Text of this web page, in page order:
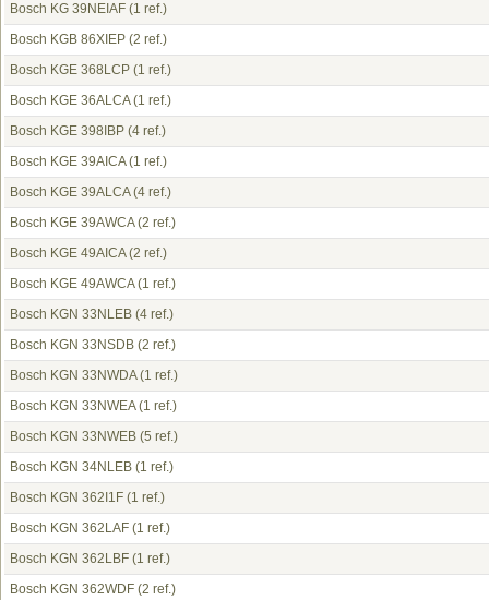
Bosch KG 39NEIAF (1 ref.)
Bosch KGB 86XIEP (2 ref.)
Bosch KGE 368LCP (1 ref.)
Bosch KGE 36ALCA(1 ref.)
Bosch KGE 398IBP (4 ref.)
Bosch KGE 39AICA(1 ref.)
Bosch KGE 39ALCA(4 ref.)
Bosch KGE 39AWCA(2 ref.)
Bosch KGE 49AICA(2 ref.)
Bosch KGE 49AWCA(1 ref.)
Bosch KGN 33NLEB (4 ref.)
Bosch KGN 33NSDB (2 ref.)
Bosch KGN 33NWDA(1 ref.)
Bosch KGN 33NWEA(1 ref.)
Bosch KGN 33NWEB (5 ref.)
Bosch KGN 34NLEB (1 ref.)
Bosch KGN 362I1F (1 ref.)
Bosch KGN 362LAF (1 ref.)
Bosch KGN 362LBF (1 ref.)
Bosch KGN 362WDF (2 ref.)